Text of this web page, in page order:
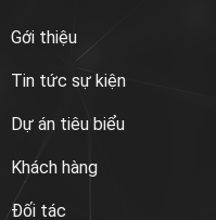
Gới thiệu
Tin tức sự kiện
Dự án tiêu biểu
Khách hàng
Đối tác